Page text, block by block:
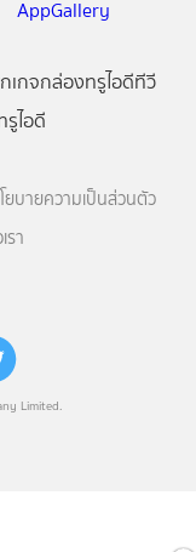
Limited.
เกจกล่องทรูไอดีทีวี
ไอดี
ยบายความเป็นส่วนตัว
รา